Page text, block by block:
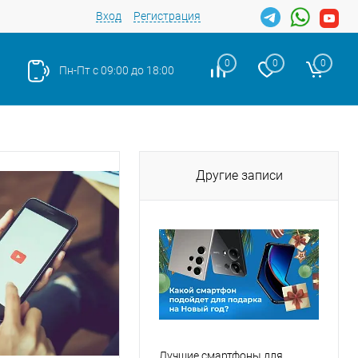
Вход Регистрация
Пн-Пт с 09:00 до 18:00
0 0 0
Другие записи